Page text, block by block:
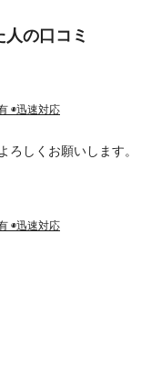
の口コミ
◉迅速対応
しくお願いします。
◉迅速対応